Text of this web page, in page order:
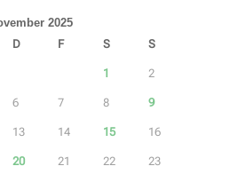
2025
D F S S
1 2
6 7 8 9
13 14 15 16
20 21 22 23